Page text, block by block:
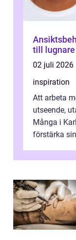
till
02 juli 2026
inspiration
Att arbeta
utseende,
Många i
förstärka